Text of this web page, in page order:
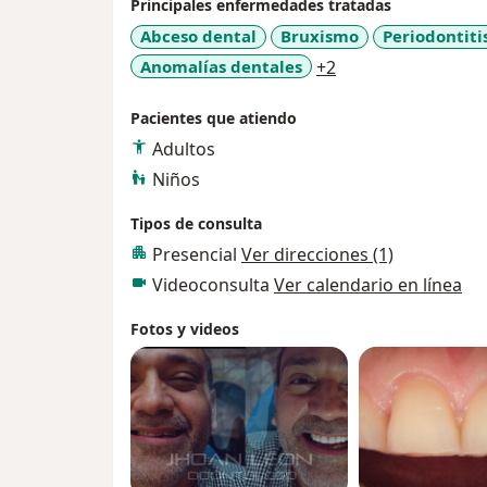
estadística, estudiante de especialización
Universitaria Los Libertadores.
excel para la generación de dictámenes
Estoy dispuesto a trabajar con esfuerzo y
planteados en el cargo otorgado, me
poder brindar mi servicio a esta Institución
Principales enfermedades tratadas
Abceso dental Bruxismo
Anomalías dentales
+2
Pacientes que atiendo
Adultos
Niños
Tipos de consulta
Presencial Ver direcciones (1)
Videoconsulta Ver calendario en línea
Fotos y videos